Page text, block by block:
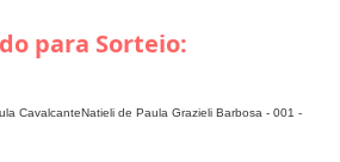
para Sorteio:
CavalcanteNatieli de Paula Grazieli Barbosa - 001 -